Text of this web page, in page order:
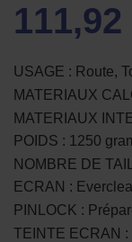
111,92
USAGE : Route,
MATERIAUX
MATERIAUX
POIDS : 1250
NOMBRE DE
ECRAN :
PINLOCK :
TEINTE ECRAN :